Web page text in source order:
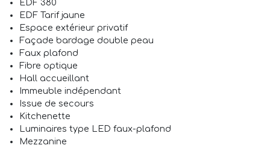
EDF 380
EDF Tarif jaune
Espace extérieur privatif
Façade bardage double peau
Faux plafond
Fibre optique
Hall accueillant
Immeuble indépendant
Issue de secours
Kitchenette
Luminaires type LED faux-plafond
Mezzanine